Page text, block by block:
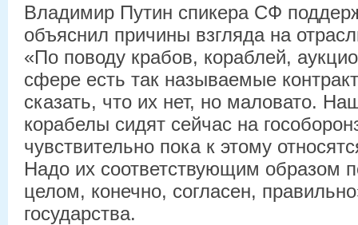
Владимир Путин спикера СФ
объяснил причины взгляда на
«По поводу крабов, кораблей,
сфере есть так называемые
сказать, что их нет, но маловато.
корабелы сидят сейчас на
чувствительно пока к этому
Надо их соответствующим образом
целом, конечно, согласен,
государства.